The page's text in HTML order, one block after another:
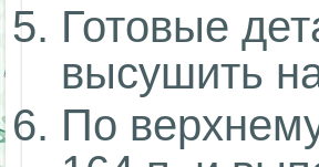
Готовые
высушить
По